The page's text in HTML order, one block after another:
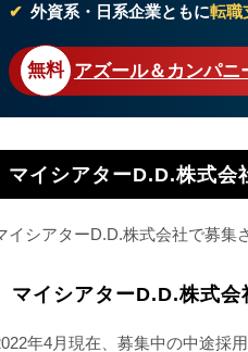
外資系・日系企業ともに転職
アズール＆カンパニ
マイシアターD.D.株式会
イシアターD.D.株式会社で募集
マイシアターD.D.株式会
年4月現在、募集中の中途採